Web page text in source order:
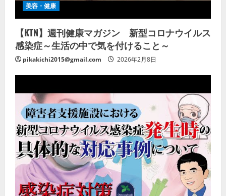
美容・健康
【KTN】週刊健康マガジン 新型コロナウイルス
感染症～生活の中で気を付けること～
pikakichi2015@gmail.com 2026年2月8日